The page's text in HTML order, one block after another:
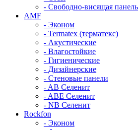
- Свободно-висящая панель
AMF
- Эконом
- Termatex (терматекс)
- Акустические
- Влагостойкие
- Гигиенические
- Дизайнерские
- Стеновые панели
- AB Селенит
- ABE Селенит
- NB Селенит
Rockfon
- Эконом